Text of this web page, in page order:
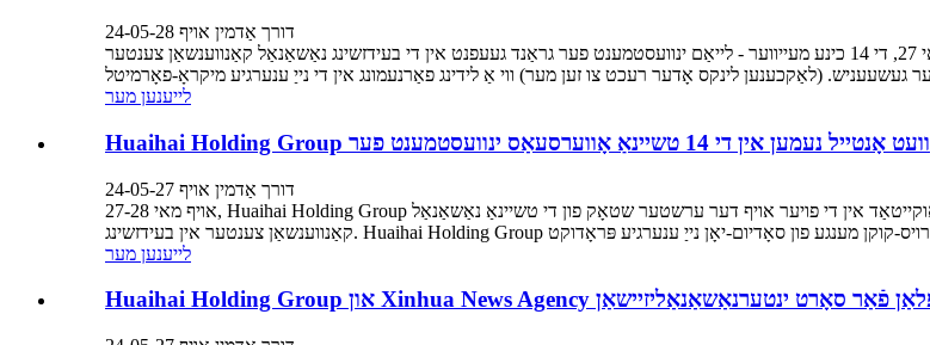
דורך אַדמין אויף 24-05-28
אויף מאי 27, די 14 כינע מעייווער - לייאַם ינוועסטמענט פער גראַנד געעפנט אין די בעידזשינג נאַשאַנאַל קאַנווענשאַן צענטער. Huaihai Holding Group געמאכט אַ סטרייקינג אויסזען, און איז געווארן
לייענען מער
Huaihai Holding Group וועט אָנטייל נעמען אין די 14 טשיינאַ אָווערסעאַס ינוועסטמענט פער
דורך אַדמין אויף 24-05-27
אויף מאי 27-28, Huaihai Holding Group וועט אָנטייל נעמען אין די 14 טשיינאַ אָווערסעאַס ינוועסטמענט פער, מיט זיין בוט לאָוקייטאַד אין די פויער אויף דער ערשטער שטאָק פון די טשיינאַ נאַשאַנאַל
לייענען מער